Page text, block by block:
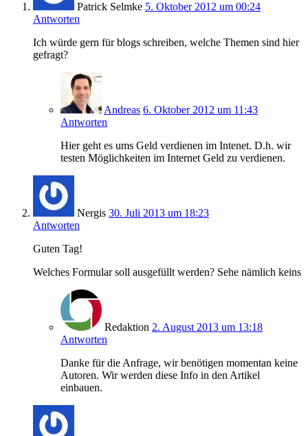
Patrick Selmke 5. Oktober 2012 um 00:24
Antworten
Ich würde gern für blogs schreiben, welche Themen sind hier
gefragt?
Andreas 6. Oktober 2012 um 11:43
Antworten
Hier geht es ums Geld verdienen im Intenet. D.h. wir
testen Möglichkeiten im Internet Geld zu verdienen.
Nergis 30. Juli 2013 um 18:23
Antworten
Guten Tag!
Welches Formular soll ausgefüllt werden? Sehe nämlich keins
Redaktion 2. August 2013 um 13:18
Antworten
Danke für die Anfrage, wir benötigen momentan keine
Autoren. Wir werden diese Info in den Artikel
einbauen.